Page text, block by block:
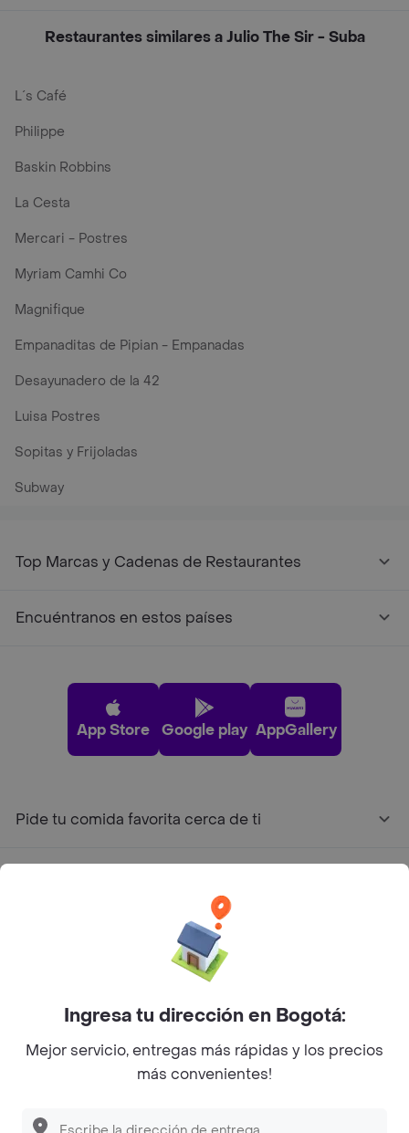
Restaurantes similares a Julio The Sir - Suba
L´s Café
Philippe
Baskin Robbins
La Cesta
Mercari - Postres
Myriam Camhi Co
Magnifique
Empanaditas de Pipian - Empanadas
Desayunadero de la 42
Luisa Postres
Sopitas y Frijoladas
Subway
Top Marcas y Cadenas de Restaurantes
Encuéntranos en estos países
App Store Google play AppGallery
Pide tu comida favorita cerca de ti
Facebook
Twitter
Instagram
Rappi Inc. All rights reserved.
Ingresa tu dirección en Bogotá:
Mejor servicio, entregas más rápidas y los precios
más convenientes!